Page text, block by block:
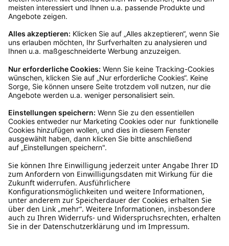
Servicezeiten an, dann lassen wir dir ein
Rücksendeetikett zukommen.
Kundenservice
Mo – Fr 9 – 17 Uhr, Sa 9 – 13 Uhr
Ruf uns an
0800-28 18 78
Schreibe uns
verkauf@schecker.de
WhatsApp Support